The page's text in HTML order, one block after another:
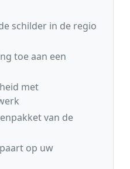
schilder in de regio
toe aan een
met
van de
op uw